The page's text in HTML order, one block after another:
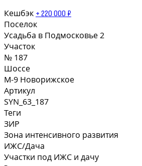
Кешбэк + 220 000 ₽
Поселок
Усадьба в Подмосковье 2
Участок
№ 187
Шоссе
М-9 Новорижское
Артикул
SYN_63_187
Теги
ЗИР
Зона интенсивного развития
ИЖС/Дача
Участки под ИЖС и дачу